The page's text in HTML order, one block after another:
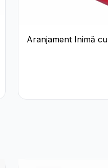
Aranjament Inimă cu